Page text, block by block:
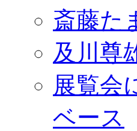
斎藤た
及川尊
展覧会
ベース